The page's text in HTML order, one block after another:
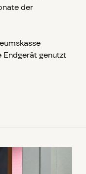
der
Endgerät genutzt